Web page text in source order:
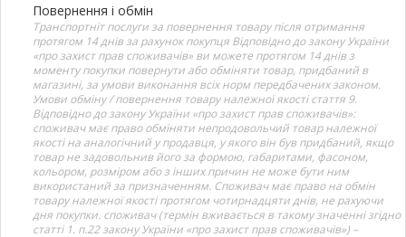
Повернення і обмін
Транспортніт послуги за повернення товару після отримання
протягом 14 днів за рахунок покупця Відповідно до закону України
«про захист прав споживачів» ви можете протягом 14 днів з
моменту покупки повернути або обміняти товар, придбаний в
магазині, за умови виконання всіх норм передбачених законом.
Умови обміну / повернення товару належної якості стаття 9.
Відповідно до закону України «про захист прав споживачів»:
споживач має право обміняти непродовольчий товар належної
якості на аналогічний у продавця, у якого він був придбаний, якщо
товар не задовольнив його за формою, габаритами, фасоном,
кольором, розміром або з інших причин не може бути ним
використаний за призначенням. Споживач має право на обмін
товару належної якості протягом чотирнадцяти днів, не рахуючи
дня покупки. споживач (термін вживається в такому значенні згідно
статті 1. п.22 закону України «про захист прав споживачів») –